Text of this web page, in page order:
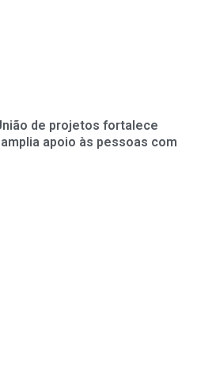
de projetos fortalece
apoio às pessoas com